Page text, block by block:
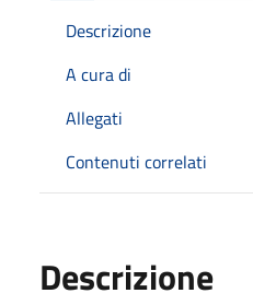
Descrizione
A cura di
Allegati
Contenuti correlati
Descrizione